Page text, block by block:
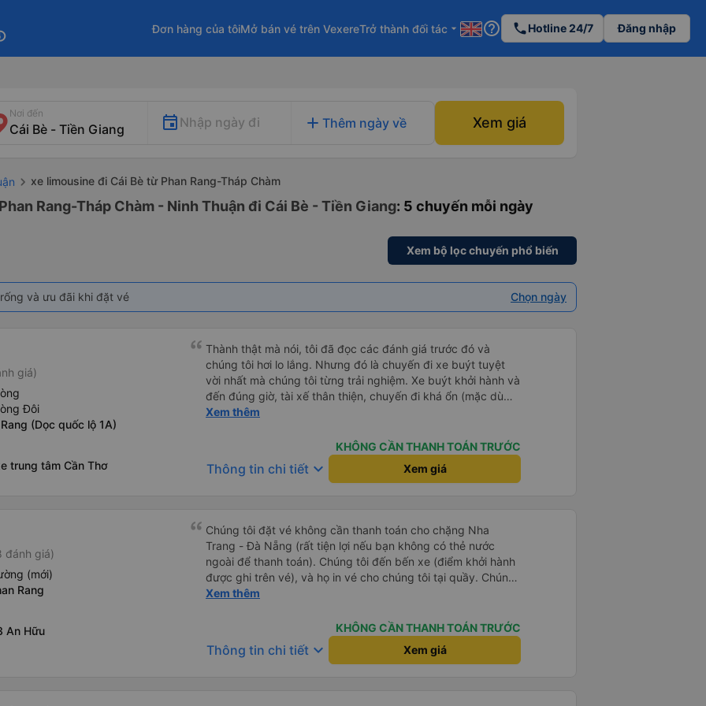
Đơn hàng của tôiMở bán vé trên VexereTrở thành đối tác arrow_drop_down help_outline phoneHotline 24/7 Đăng nhập
Nơi đến
Nhập ngày đi add Thêm ngày về Xem giá
xe limousine đi Cái Bè từ Phan Rang-Tháp Chàm
Rang-Tháp Chàm - Ninh Thuận đi Cái Bè - Tiền Giang: 5 chuyến mỗi ngày
Xem bộ lọc chuyến phổ biến
và ưu đãi khi đặt vé Chọn ngày
giá)
Đôi
(Dọc quốc lộ 1A)
trung tâm Cần Thơ
Thành thật mà nói, tôi đã đọc các đánh giá trước đó và
chúng tôi hơi lo lắng. Nhưng đó là chuyến đi xe buýt tuyệt
vời nhất mà chúng tôi từng trải nghiệm. Xe buýt khởi hành và
đến đúng giờ, tài xế thân thiện, chuyến đi khá ổn (mặc dù
vẫn hơi xóc, nhưng đó là đặc trưng của Việt Nam ^^), và chỗ
Xem thêm
KHÔNG CẦN THANH TOÁN TRƯỚC
Thông tin chi tiết keyboard_arrow_down Xem giá
đánh giá)
(mới)
Rang
An Hữu
Chúng tôi đặt vé không cần thanh toán cho chặng Nha
Trang - Đà Nẵng (rất tiện lợi nếu bạn không có thẻ nước
ngoài để thanh toán). Chúng tôi đến bến xe (điểm khởi hành
được ghi trên vé), và họ in vé cho chúng tôi tại quầy. Chúng
tôi cũng quyết định mua vé chiều về trực tiếp tại quầy, vì giá
buýt nhỏ đến điểm hẹn, sau đó chuyển sang xe giường nằm.
Tôi khuyên bạn nên mang theo áo len ấm hoặc áo khoác
mỏng, vì thỉnh thoảng trời khá lạnh, và chăn mền thì hơi cũ,
Xem thêm
KHÔNG CẦN THANH TOÁN TRƯỚC
Thông tin chi tiết keyboard_arrow_down Xem giá